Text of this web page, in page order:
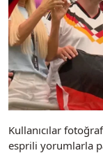
Kullanıcılar
esprili yorumlarla